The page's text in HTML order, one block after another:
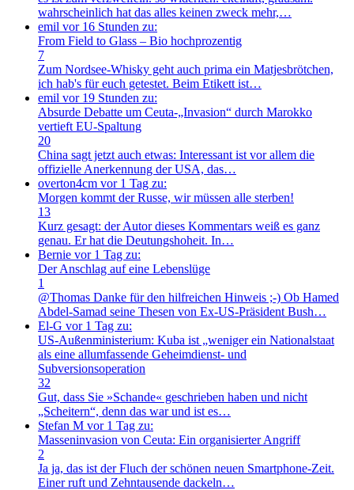
wahrscheinlich hat das alles keinen zweck mehr,…
emil vor 16 Stunden zu:
From Field to Glass – Bio hochprozentig
7
Zum Nordsee-Whisky geht auch prima ein Matjesbrötchen,
ich hab's für euch getestet. Beim Etikett ist…
emil vor 19 Stunden zu:
Absurde Debatte um Ceuta-„Invasion“ durch Marokko
vertieft EU-Spaltung
20
China sagt jetzt auch etwas: Interessant ist vor allem die
offizielle Anerkennung der USA, das…
overton4cm vor 1 Tag zu:
Morgen kommt der Russe, wir müssen alle sterben!
13
Kurz gesagt: der Autor dieses Kommentars weiß es ganz
genau. Er hat die Deutungshoheit. In…
Bernie vor 1 Tag zu:
Der Anschlag auf eine Lebenslüge
1
@Thomas Danke für den hilfreichen Hinweis ;-) Ob Hamed
Abdel-Samad seine Thesen von Ex-US-Präsident Bush…
El-G vor 1 Tag zu:
US-Außenministerium: Kuba ist „weniger ein Nationalstaat
als eine allumfassende Geheimdienst- und
Subversionsoperation
32
Gut, dass Sie »Schande« geschrieben haben und nicht
„Scheitern“, denn das war und ist es…
Stefan M vor 1 Tag zu:
Masseninvasion von Ceuta: Ein organisierter Angriff
2
Ja ja, das ist der Fluch der schönen neuen Smartphone-Zeit.
Einer ruft und Zehntausende dackeln…